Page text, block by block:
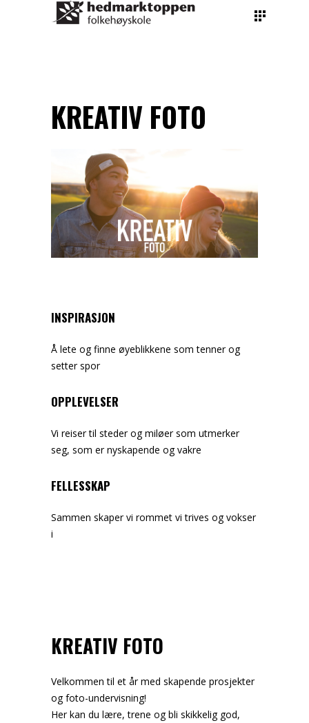
KREATIV FOTO
INSPIRASJON
Å lete og finne øyeblikkene som tenner og
setter spor
OPPLEVELSER
Vi reiser til steder og miløer som utmerker
seg, som er nyskapende og vakre
FELLESSKAP
Sammen skaper vi rommet vi trives og vokser
i
KREATIV FOTO
Velkommen til et år med skapende prosjekter
og foto-undervisning!
Her kan du lære, trene og bli skikkelig god,